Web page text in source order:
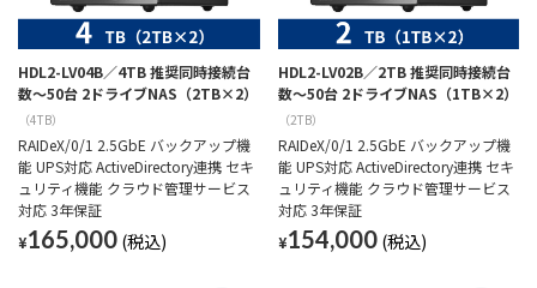
HDL2-LV04B／4TB 推奨同時接続台
数～50台 2ドライブNAS（2TB×2）
（4TB）
RAIDeX/0/1 2.5GbE バックアップ機
能 UPS対応 ActiveDirectory連携 セキ
ュリティ機能 クラウド管理サービス
対応 3年保証
¥165,000
HDL2-LV02B／2TB 推奨同時接続台
数～50台 2ドライブNAS（1TB×2）
（2TB）
RAIDeX/0/1 2.5GbE バックアップ機
能 UPS対応 ActiveDirectory連携 セキ
ュリティ機能 クラウド管理サービス
対応 3年保証
¥154,000